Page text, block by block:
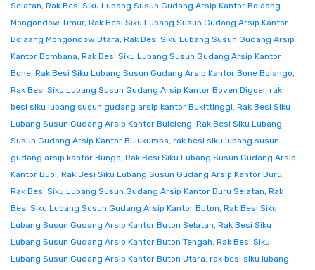
Selatan, Rak Besi Siku Lubang Susun Gudang Arsip Kantor Bolaang
Mongondow Timur, Rak Besi Siku Lubang Susun Gudang Arsip Kantor
Bolaang Mongondow Utara, Rak Besi Siku Lubang Susun Gudang Arsip
Kantor Bombana, Rak Besi Siku Lubang Susun Gudang Arsip Kantor
Bone, Rak Besi Siku Lubang Susun Gudang Arsip Kantor Bone Bolango,
Rak Besi Siku Lubang Susun Gudang Arsip Kantor Boven Digoel, rak
besi siku lubang susun gudang arsip kantor Bukittinggi, Rak Besi Siku
Lubang Susun Gudang Arsip Kantor Buleleng, Rak Besi Siku Lubang
Susun Gudang Arsip Kantor Bulukumba, rak besi siku lubang susun
gudang arsip kantor Bungo, Rak Besi Siku Lubang Susun Gudang Arsip
Kantor Buol, Rak Besi Siku Lubang Susun Gudang Arsip Kantor Buru,
Rak Besi Siku Lubang Susun Gudang Arsip Kantor Buru Selatan, Rak
Besi Siku Lubang Susun Gudang Arsip Kantor Buton, Rak Besi Siku
Lubang Susun Gudang Arsip Kantor Buton Selatan, Rak Besi Siku
Lubang Susun Gudang Arsip Kantor Buton Tengah, Rak Besi Siku
Lubang Susun Gudang Arsip Kantor Buton Utara, rak besi siku lubang